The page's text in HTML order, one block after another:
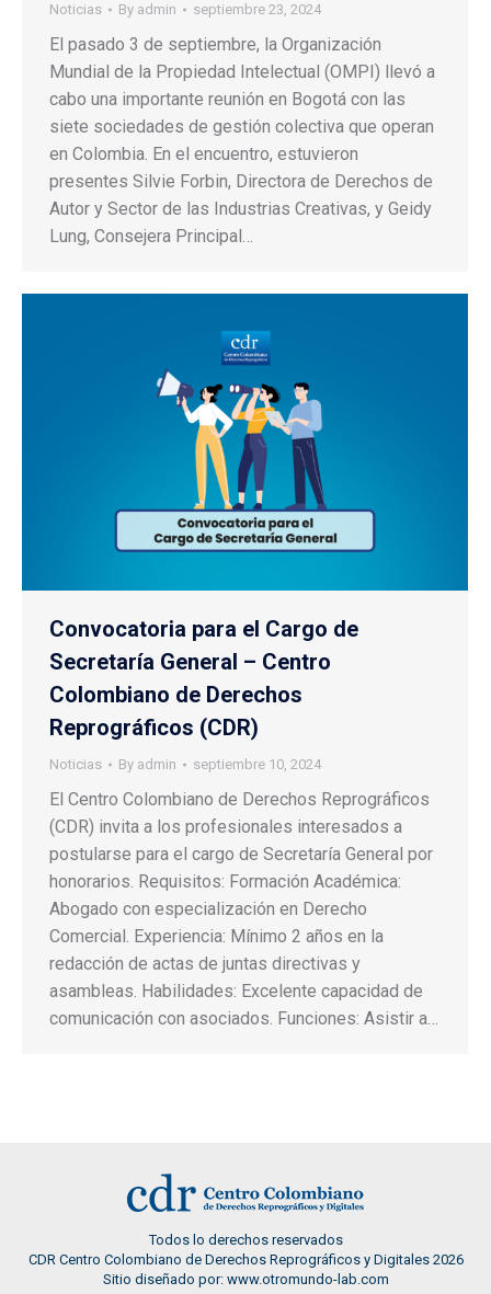
Noticias By admin septiembre 23, 2024
El pasado 3 de septiembre, la Organización
Mundial de la Propiedad Intelectual (OMPI) llevó a
cabo una importante reunión en Bogotá con las
siete sociedades de gestión colectiva que operan
en Colombia. En el encuentro, estuvieron
presentes Silvie Forbin, Directora de Derechos de
Autor y Sector de las Industrias Creativas, y Geidy
Lung, Consejera Principal…
Convocatoria para el Cargo de
Secretaría General – Centro
Colombiano de Derechos
Reprográficos (CDR)
Noticias By admin septiembre 10, 2024
El Centro Colombiano de Derechos Reprográficos
(CDR) invita a los profesionales interesados a
postularse para el cargo de Secretaría General por
honorarios. Requisitos: Formación Académica:
Abogado con especialización en Derecho
Comercial. Experiencia: Mínimo 2 años en la
redacción de actas de juntas directivas y
asambleas. Habilidades: Excelente capacidad de
comunicación con asociados. Funciones: Asistir a…
Todos lo derechos reservados
CDR Centro Colombiano de Derechos Reprográficos y Digitales 2026
Sitio diseñado por: www.otromundo-lab.com